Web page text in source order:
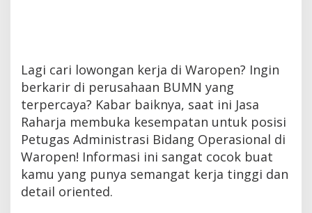
Lagi cari lowongan kerja di Waropen? Ingin
berkarir di perusahaan BUMN yang
terpercaya? Kabar baiknya, saat ini Jasa
Raharja membuka kesempatan untuk posisi
Petugas Administrasi Bidang Operasional di
Waropen! Informasi ini sangat cocok buat
kamu yang punya semangat kerja tinggi dan
detail oriented.